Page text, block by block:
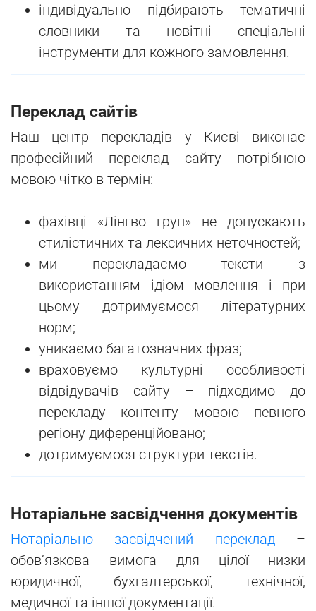
індивідуально підбирають тематичні
словники та новітні спеціальні
інструменти для кожного замовлення.
Переклад сайтів
Наш центр перекладів у Києві виконає
професійний переклад сайту потрібною
мовою чітко в термін:
фахівці «Лінгво груп» не допускають
стилістичних та лексичних неточностей;
ми перекладаємо тексти з
використанням ідіом мовлення і при
цьому дотримуємося літературних
норм;
уникаємо багатозначних фраз;
враховуємо культурні особливості
відвідувачів сайту – підходимо до
перекладу контенту мовою певного
регіону диференційовано;
дотримуємося структури текстів.
Нотаріальне засвідчення документів
Нотаріально засвідчений переклад–
обов’язкова вимога для цілої низки
юридичної, бухгалтерської, технічної,
медичної та іншої документації.